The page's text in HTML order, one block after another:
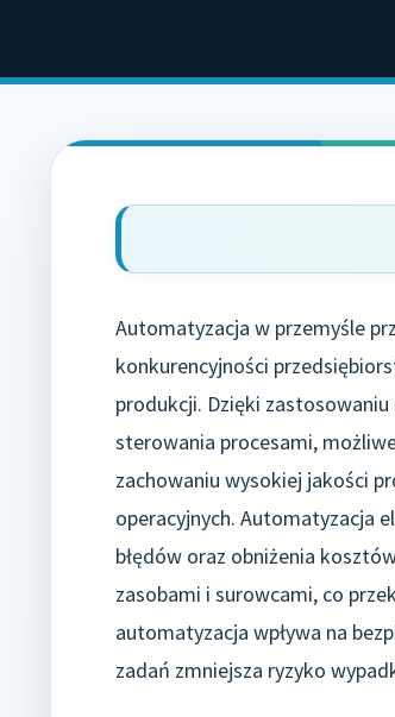
Automatyzacja w przemyśle
konkurencyjności
produkcji. Dzięki
sterowania procesami,
zachowaniu wysokiej jakości
operacyjnych. Automatyzacja
błędów oraz obniżenia
zasobami i surowcami, co
automatyzacja wpływa na
zadań zmniejsza ryzyko